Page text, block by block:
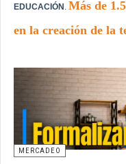
EDUCACIÓN Más de
en la creación de la
Mayor Medellín.
MERCADEO